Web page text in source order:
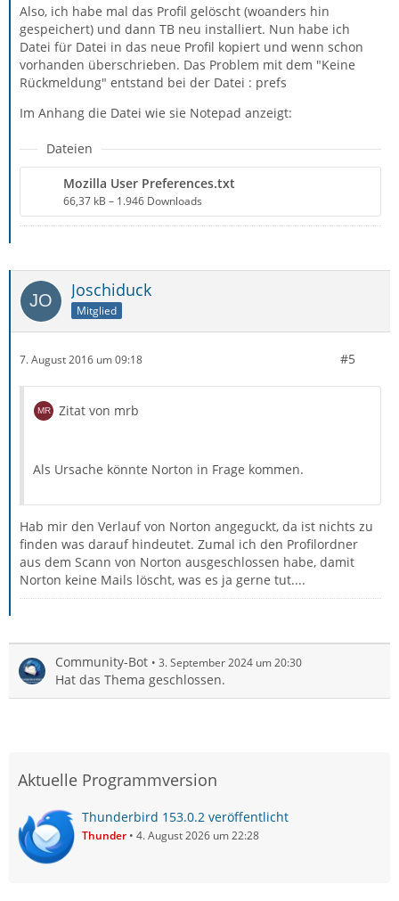
Also, ich habe mal das Profil gelöscht (woanders hin
gespeichert) und dann TB neu installiert. Nun habe ich
Datei für Datei in das neue Profil kopiert und wenn schon
vorhanden überschrieben. Das Problem mit dem "Keine
Rückmeldung" entstand bei der Datei : prefs
Im Anhang die Datei wie sie Notepad anzeigt:
Dateien
Mozilla User Preferences.txt
66,37 kB – 1.946 Downloads
Joschiduck
Mitglied
7. August 2016 um 09:18 #5
Zitat von mrb
Als Ursache könnte Norton in Frage kommen.
Hab mir den Verlauf von Norton angeguckt, da ist nichts zu
finden was darauf hindeutet. Zumal ich den Profilordner
aus dem Scann von Norton ausgeschlossen habe, damit
Norton keine Mails löscht, was es ja gerne tut....
Community-Bot 3. September 2024 um 20:30
Hat das Thema geschlossen.
Aktuelle Programmversion
Thunderbird 153.0.2 veröffentlicht
Thunder 4. August 2026 um 22:28